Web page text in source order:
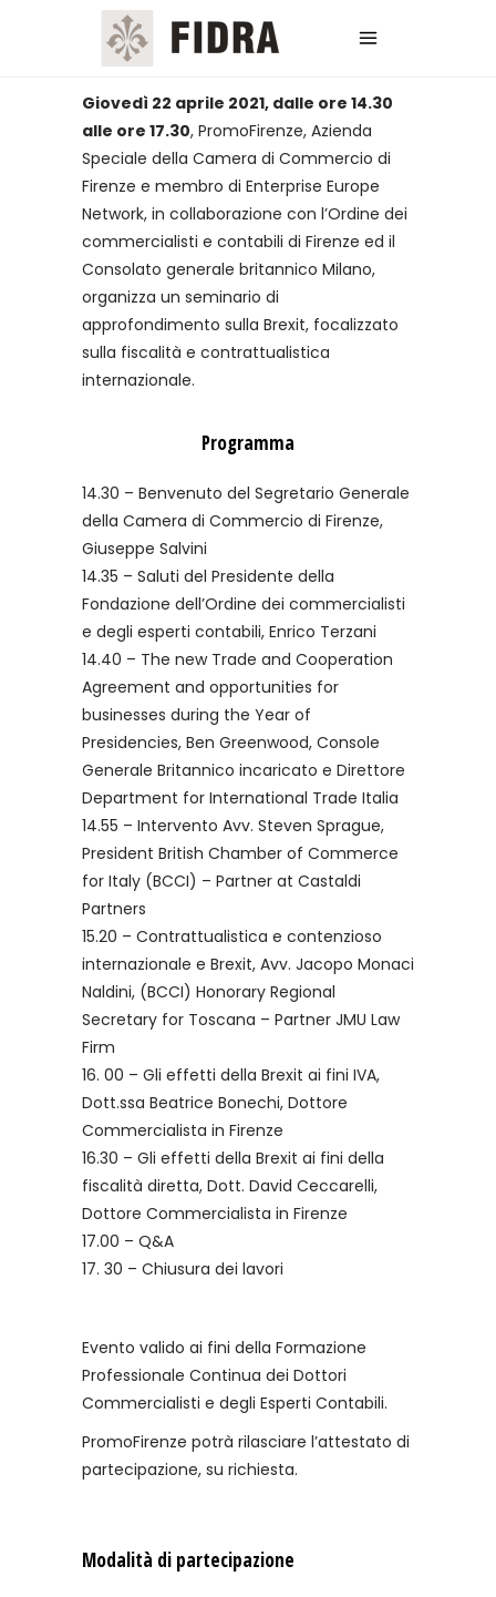
Giovedì 22 aprile 2021, dalle ore 14.30
alle ore 17.30, PromoFirenze, Azienda
Speciale della Camera di Commercio di
Firenze e membro di Enterprise Europe
Network, in collaborazione con l’Ordine dei
commercialisti e contabili di Firenze ed il
Consolato generale britannico Milano,
organizza un seminario di
approfondimento sulla Brexit, focalizzato
sulla fiscalità e contrattualistica
internazionale.
Programma
14.30 – Benvenuto del Segretario Generale
della Camera di Commercio di Firenze,
Giuseppe Salvini
14.35 – Saluti del Presidente della
Fondazione dell’Ordine dei commercialisti
e degli esperti contabili, Enrico Terzani
14.40 – The new Trade and Cooperation
Agreement and opportunities for
businesses during the Year of
Presidencies, Ben Greenwood, Console
Generale Britannico incaricato e Direttore
Department for International Trade Italia
14.55 – Intervento Avv. Steven Sprague,
President British Chamber of Commerce
for Italy (BCCI) – Partner at Castaldi
Partners
15.20 – Contrattualistica e contenzioso
internazionale e Brexit, Avv. Jacopo Monaci
Naldini, (BCCI) Honorary Regional
Secretary for Toscana – Partner JMU Law
Firm
16. 00 – Gli effetti della Brexit ai fini IVA,
Dott.ssa Beatrice Bonechi, Dottore
Commercialista in Firenze
16.30 – Gli effetti della Brexit ai fini della
fiscalità diretta, Dott. David Ceccarelli,
Dottore Commercialista in Firenze
17.00 – Q&A
17. 30 – Chiusura dei lavori
Evento valido ai fini della Formazione
Professionale Continua dei Dottori
Commercialisti e degli Esperti Contabili.
PromoFirenze potrà rilasciare l’attestato di
partecipazione, su richiesta.
Modalità di partecipazione